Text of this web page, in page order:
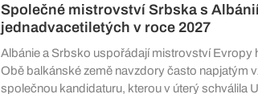
Společné mistrovství Srbska s
jednadvacetiletých v roce 2027
Albánie a Srbsko uspořádají mistrovství Evropy
Obě balkánské země navzdory často napjatým
společnou kandidaturu, kterou v úterý schválila